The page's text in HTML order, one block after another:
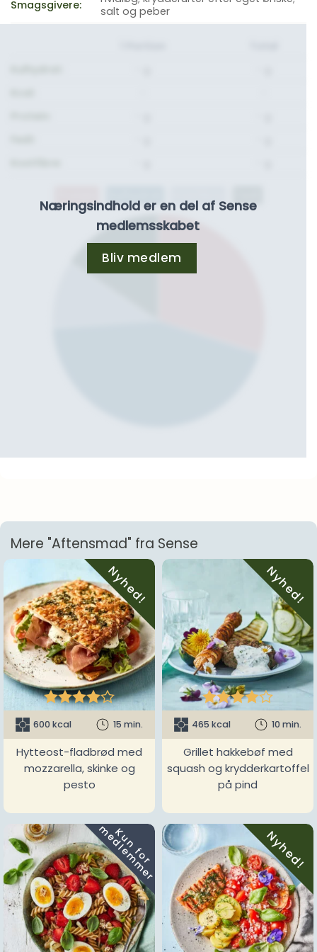
Smagsgivere:
salt og peber
Næringsindhold er en del af Sense
medlemsskabet
Bliv medlem
Mere "Aftensmad" fra Sense
Nyhed!

600 kcal 15 min.
Hytteost-fladbrød med
mozzarella, skinke og
pesto
Nyhed!

465 kcal 10 min.
Grillet hakkebøf med
squash og krydderkartoffel
på pind
K
u
n
f
o
r
m
e
d
l
e
m
m
e
r Nyhed!